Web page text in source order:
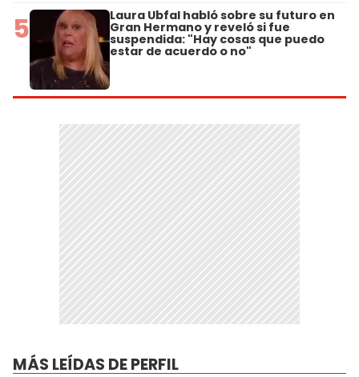
5 Laura Ubfal habló sobre su futuro en
Gran Hermano y reveló si fue
suspendida: "Hay cosas que puedo
estar de acuerdo o no"
MÁS LEÍDAS DE PERFIL